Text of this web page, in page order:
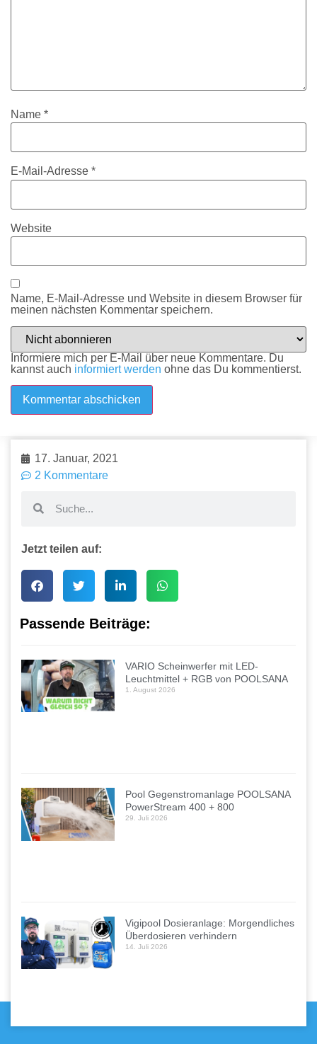
Name *
E-Mail-Adresse *
Website
Name, E-Mail-Adresse und Website in diesem Browser für
meinen nächsten Kommentar speichern.
Informiere mich per E-Mail über neue Kommentare. Du
kannst auch informiert werden ohne das Du kommentierst.
17. Januar, 2021
2 Kommentare
Jetzt teilen auf:
Passende Beiträge:
VARIO Scheinwerfer mit LED-
Leuchtmittel + RGB von POOLSANA
1. August 2026
Pool Gegenstromanlage POOLSANA
PowerStream 400 + 800
29. Juli 2026
Vigipool Dosieranlage: Morgendliches
Überdosieren verhindern
14. Juli 2026